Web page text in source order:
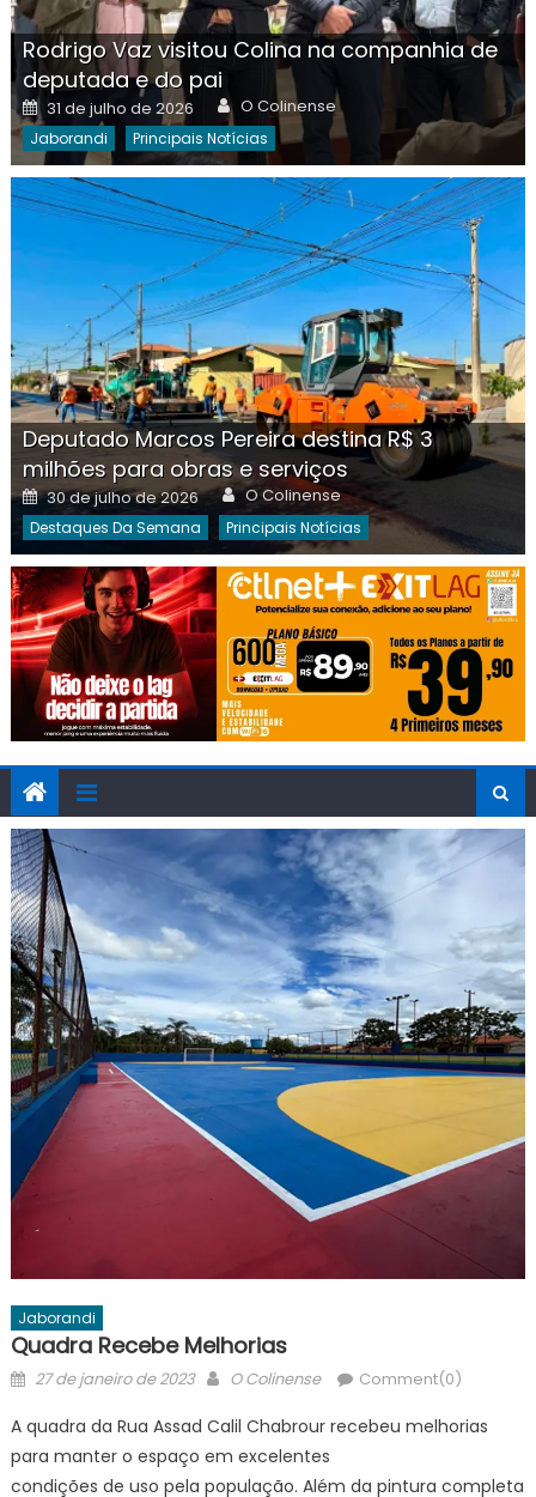
Rodrigo Vaz visitou Colina na companhia de
deputada e do pai
Posted
on
31 de julho de 2026 Author
O Colinense
Jaborandi Principais Notícias
Deputado Marcos Pereira destina R$ 3
milhões para obras e serviços
Posted
on
30 de julho de 2026 Author
O Colinense
Destaques Da Semana Principais Notícias
Jaborandi
Quadra Recebe Melhorias
Posted
27 de janeiro de 2023 Author
O Colinense Comment(0)
A quadra da Rua Assad Calil Chabrour recebeu melhorias
para manter o espaço em excelentes
condições de uso pela população. Além da pintura completa